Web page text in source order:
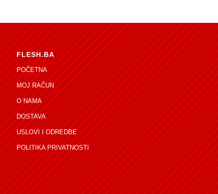
FLESH.BA
POČETNA
MOJ RAČUN
O NAMA
DOSTAVA
USLOVI I ODREDBE
POLITIKA PRIVATNOSTI